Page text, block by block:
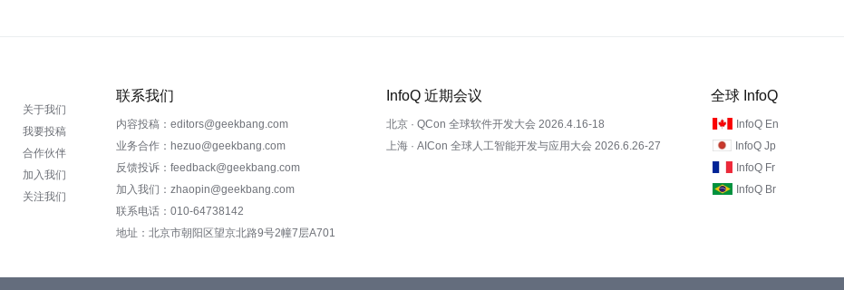
关于我们
我要投稿
合作伙伴
加入我们
关注我们
联系我们
内容投稿：editors@geekbang.com
业务合作：hezuo@geekbang.com
反馈投诉：feedback@geekbang.com
加入我们：zhaopin@geekbang.com
联系电话：010-64738142
地址：北京市朝阳区望京北路9号2幢7层A701
InfoQ 近期会议
北京 · QCon 全球软件开发大会 2026.4.16-18
上海 · AICon 全球人工智能开发与应用大会 2026.6.26-27
全球 InfoQ
InfoQ En
InfoQ Jp
InfoQ Fr
InfoQ Br